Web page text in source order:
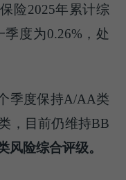
险2025年累计综
度为0.26%，处
季度保持A/AA类
，目前仍维持BB
风险综合评级。